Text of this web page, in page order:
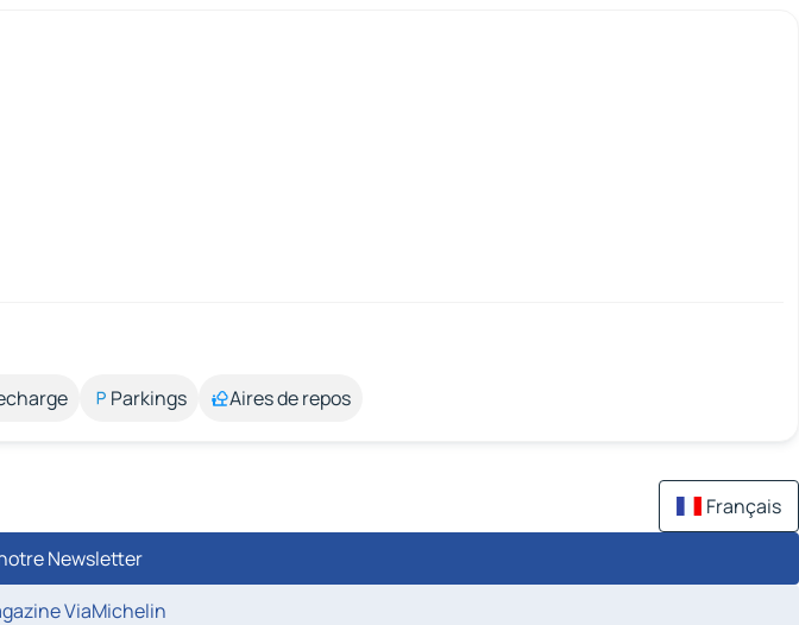
Parkings Aires de repos
Français
Newsletter
ViaMichelin